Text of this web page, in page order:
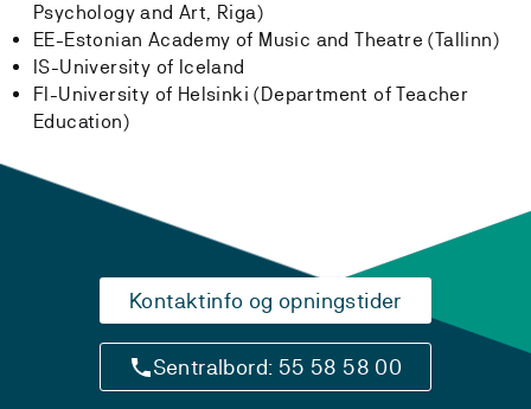
Psychology and Art, Riga)
EE-Estonian Academy of Music and Theatre (Tallinn)
IS-University of Iceland
FI-University of Helsinki (Department of Teacher
Education)
Kontaktinfo og opningstider
Sentralbord: 55 58 58 00